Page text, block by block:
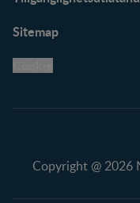
Sitemap
Copyright @ 2026